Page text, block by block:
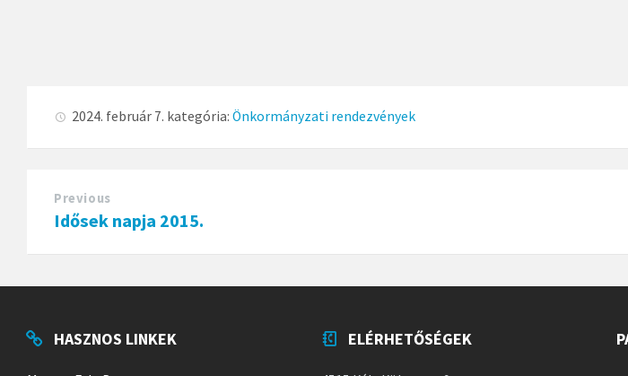
2024. február 7. kategória: Önkormányzati rendezvények
Previous
Idősek napja 2015.
HASZNOS LINKEK ELÉRHETŐSÉGEK